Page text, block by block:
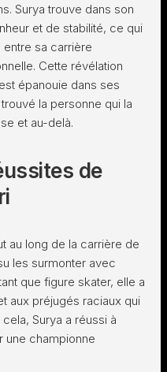
Surya trouve dans son
et de stabilité, ce qui
entre sa carrière
Cette révélation
épanouie dans ses
la personne qui la
et au-delà.
de
au long de la carrière de
les surmonter avec
que figure skater, elle a
aux préjugés raciaux qui
Surya a réussi à
une championne